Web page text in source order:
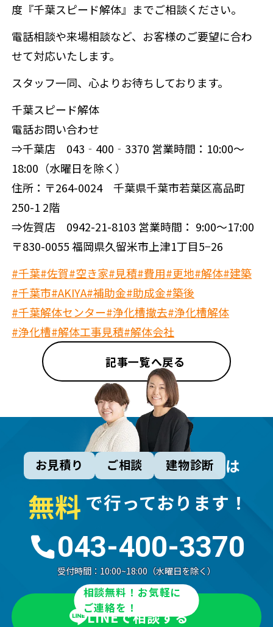
度『千葉スピード解体』までご相談ください。
電話相談や来場相談など、お客様のご要望に合わ
せて対応いたします。
スタッフ一同、心よりお待ちしております。
千葉スピード解体
電話お問い合わせ
⇒千葉店 043‐400‐3370 営業時間：10:00～
18:00（水曜日を除く）
住所：〒264-0024 千葉県千葉市若葉区高品町
250-1 2階
⇒佐賀店 0942-21-8103 営業時間： 9:00～17:00
〒830-0055 福岡県久留米市上津1丁目5−26
#千葉#佐賀#空き家#見積#費用#更地#解体#建築
#千葉市#AKIYA#補助金#助成金#築後
#千葉解体センター#浄化槽撤去#浄化槽解体
#浄化槽#解体工事見積#解体会社
記事一覧へ戻る
お見積り ご相談 建物診断 は
無料 で行っております！
043-400-3370
受付時間： 10:00~18:00（水曜日を除く）
相談無料！お気軽に
ご連絡を！
LINEで相談する